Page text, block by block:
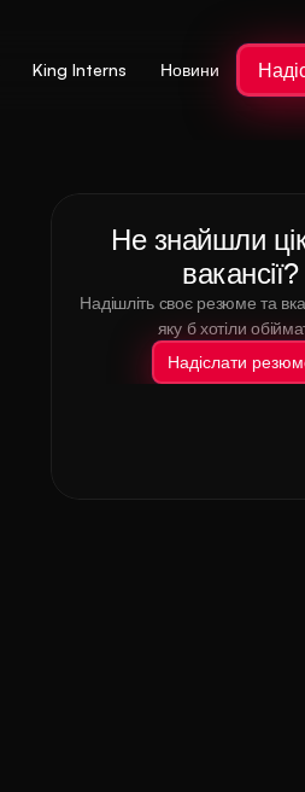
King Interns Новини
Не знайшли
вакансії?
Надішліть своє резюме та
яку б хотіли
Надіслати